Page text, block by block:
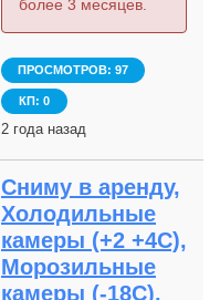
более 3 месяцев.
ПРОСМОТРОВ: 97
КП: 0
2 года назад
Сниму в аренду,
Холодильные
камеры (+2 +4С),
Морозильные
камеры (-18С),